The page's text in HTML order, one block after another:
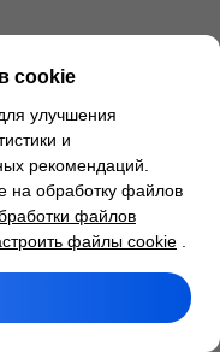
cookie
улучшения
и
рекомендаций.
на обработку файлов
файлов
файлы cookie